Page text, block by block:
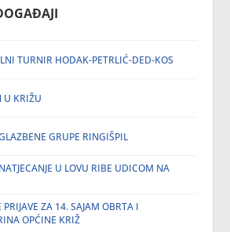
TURNIR HODAK-PETRLIĆ-DED-KOS
U KRIŽU
GRUPE RINGIŠPIL
U LOVU RIBE UDICOM NA
PRIJAVE ZA 14. SAJAM OBRTA I
OPĆINE KRIŽ